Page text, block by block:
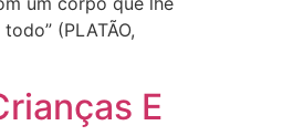
(PLATÃO,
E